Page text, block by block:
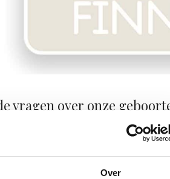
Over
vragen over onze
wij geen paal, stok of andere
voor in de tuin.